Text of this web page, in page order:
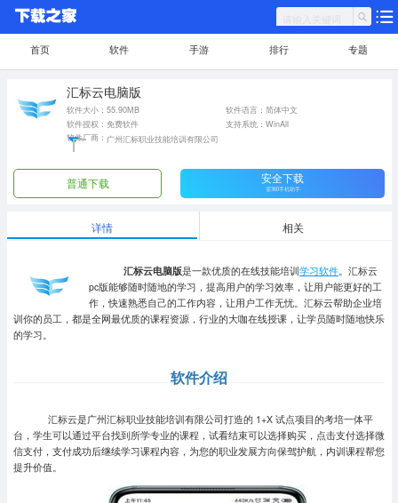
首页 软件 手游 排行 专题
汇标云电脑版
软件大小：55.90MB
软件语言：简体中文
软件授权：免费软件
支持系统：WinAll
软件厂商： 广州汇标职业技能培训有限公司
普通下载 安全下载
需360手机助手
详情 相关
汇标云电脑版是一款优质的在线技能培训学习软件 。汇标云
pc版能够随时随地的学习，提高用户的学习效率，让用户能更好的工
作，快速熟悉自己的工作内容，让用户工作无忧。汇标云帮助企业培
训你的员工，都是全网最优质的课程资源，行业的大咖在线授课，让学员随时随地快乐
的学习。
软件介绍
汇标云是广州汇标职业技能培训有限公司打造的 1+X 试点项目的考培一体平
台，学生可以通过平台找到所学专业的课程，试看结束可以选择购买，点击支付选择微
信支付，支付成功后继续学习课程内容，为您的职业发展方向保驾护航，内训课程帮您
提升价值。